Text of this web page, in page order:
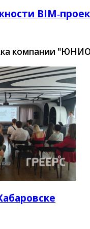
компании